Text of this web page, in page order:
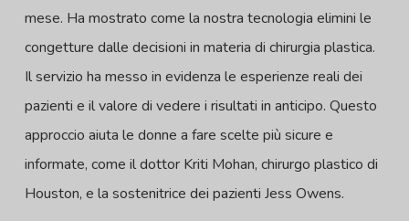
mese. Ha mostrato come la nostra tecnologia elimini le
congetture dalle decisioni in materia di chirurgia plastica.
Il servizio ha messo in evidenza le esperienze reali dei
pazienti e il valore di vedere i risultati in anticipo. Questo
approccio aiuta le donne a fare scelte più sicure e
informate, come il dottor Kriti Mohan, chirurgo plastico di
Houston, e la sostenitrice dei pazienti Jess Owens.